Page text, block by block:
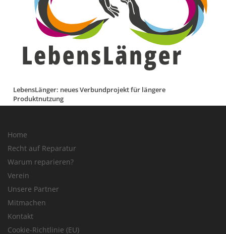
LebensLänger: neues Verbundprojekt für längere
Produktnutzung
Home
Recht auf Reparatur
Warum reparieren?
Verein
Unsere Partner
Mitmachen
Kontakt
Cookie-Richtlinie (EU)